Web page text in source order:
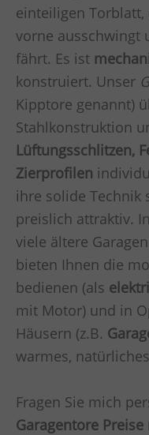
einteiligen
vorne ausschwingt
fährt. Es ist
konstruiert. Unser
Kipptore genannt)
Stahlkonstruktion
Lüftungsschlitzen,
Zierprofilen
ihre solide Technik
preislich attraktiv.
viele ältere
bieten Ihnen die
bedienen (als
mit Motor) und in
Häusern (z.B.
warmes,
Fragen Sie mich
Garagentore